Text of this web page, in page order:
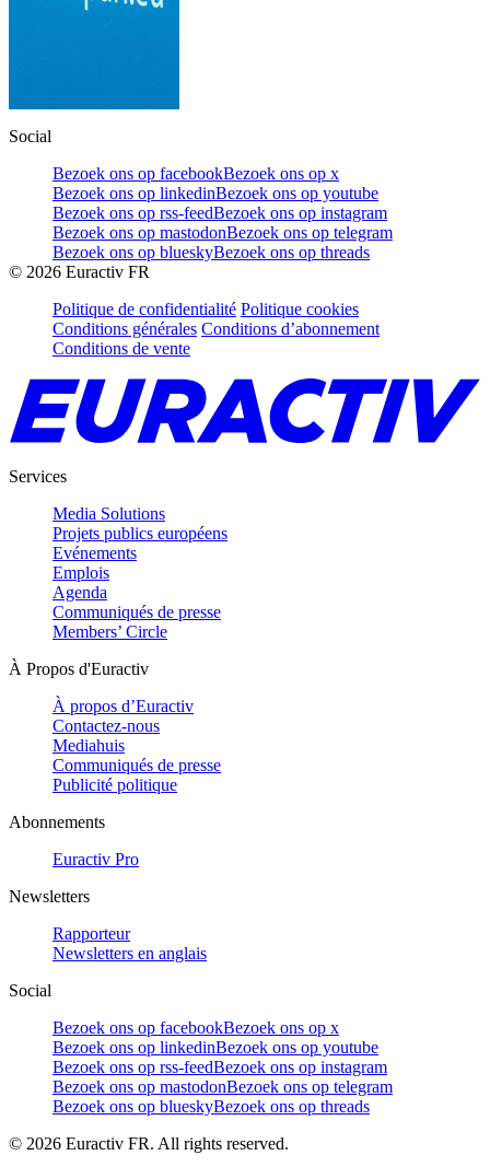
Social
Bezoek ons op facebookBezoek ons op x
Bezoek ons op linkedinBezoek ons op youtube
Bezoek ons op rss-feedBezoek ons op instagram
Bezoek ons op mastodonBezoek ons op telegram
Bezoek ons op blueskyBezoek ons op threads
© 2026 Euractiv FR
Politique de confidentialité Politique cookies
Conditions générales Conditions d’abonnement
Conditions de vente
Services
Media Solutions
Projets publics européens
Evénements
Emplois
Agenda
Communiqués de presse
Members’ Circle
À Propos d'Euractiv
À propos d’Euractiv
Contactez-nous
Mediahuis
Communiqués de presse
Publicité politique
Abonnements
Euractiv Pro
Newsletters
Rapporteur
Newsletters en anglais
Social
Bezoek ons op facebookBezoek ons op x
Bezoek ons op linkedinBezoek ons op youtube
Bezoek ons op rss-feedBezoek ons op instagram
Bezoek ons op mastodonBezoek ons op telegram
Bezoek ons op blueskyBezoek ons op threads
© 2026 Euractiv FR. All rights reserved.